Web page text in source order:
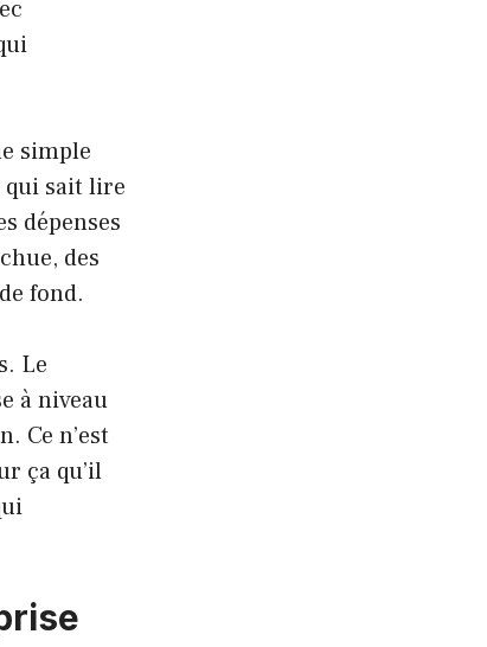
simple
qui sait lire
dépenses
des
fond.
Le
à niveau
Ce n’est
ça qu’il